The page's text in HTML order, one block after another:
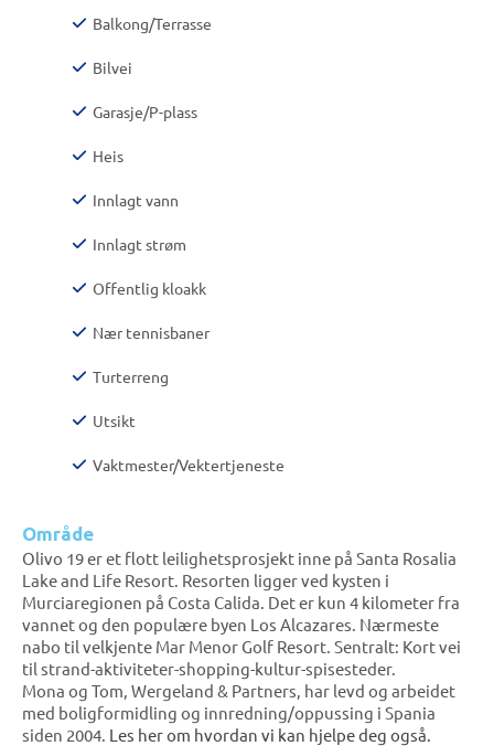
Balkong/Terrasse
Bilvei
Garasje/P-plass
Heis
Innlagt vann
Innlagt strøm
Offentlig kloakk
Nær tennisbaner
Turterreng
Utsikt
Vaktmester/Vektertjeneste
Område
Olivo 19 er et flott leilighetsprosjekt inne på Santa Rosalia
Lake and Life Resort. Resorten ligger ved kysten i
Murciaregionen på Costa Calida. Det er kun 4 kilometer fra
vannet og den populære byen Los Alcazares. Nærmeste
nabo til velkjente Mar Menor Golf Resort. Sentralt: Kort vei
til strand-aktiviteter-shopping-kultur-spisesteder.
Mona og Tom, Wergeland & Partners, har levd og arbeidet
med boligformidling og innredning/oppussing i Spania
siden 2004. Les her om hvordan vi kan hjelpe deg også.